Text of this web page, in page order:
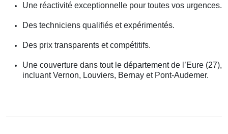
Une réactivité exceptionnelle pour toutes vos urgences.
Des techniciens qualifiés et expérimentés.
Des prix transparents et compétitifs.
Une couverture dans tout le département de l’Eure (27),
incluant Vernon, Louviers, Bernay et Pont-Audemer.